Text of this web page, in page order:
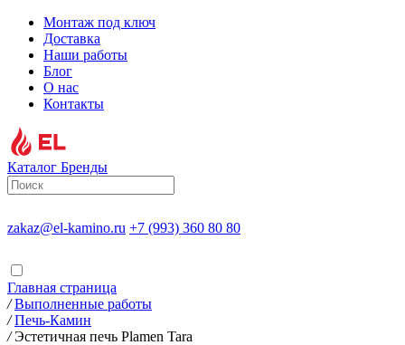
Монтаж под ключ
Доставка
Наши работы
Блог
О нас
Контакты
Каталог Бренды
zakaz@el-kamino.ru +7 (993) 360 80 80
Главная страница
/ Выполненные работы
/ Печь-Камин
/ Эстетичная печь Plamen Tara